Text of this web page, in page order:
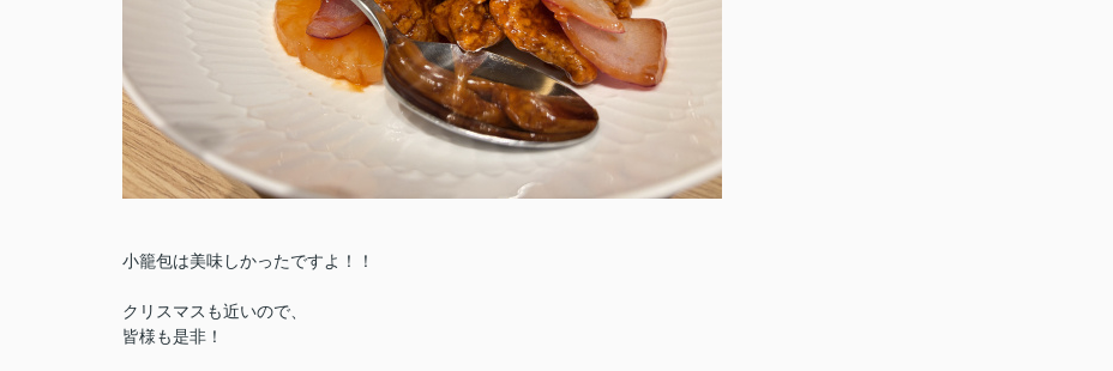
小籠包は美味しかったですよ！！
クリスマスも近いので、
皆様も是非！